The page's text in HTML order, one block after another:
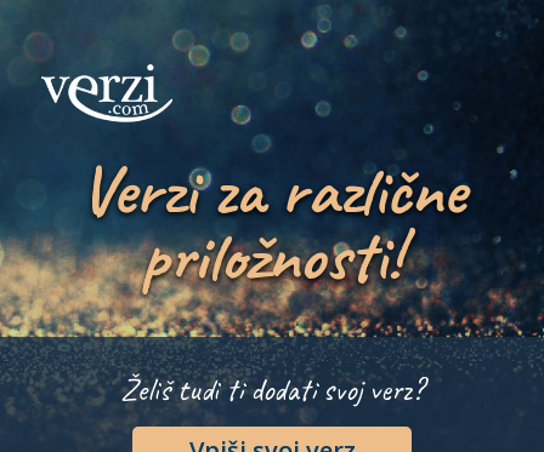
Verzi za različne
priložnosti!
Želiš tudi ti dodati svoj verz?